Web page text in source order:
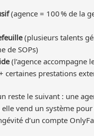
(agence = 100 % de la
(plusieurs talents
de SOPs)
(l’agence accompagne
certaines prestations
reste le suivant : une
vend un système
d’un compte